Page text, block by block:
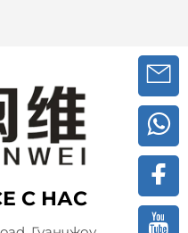
С НАС